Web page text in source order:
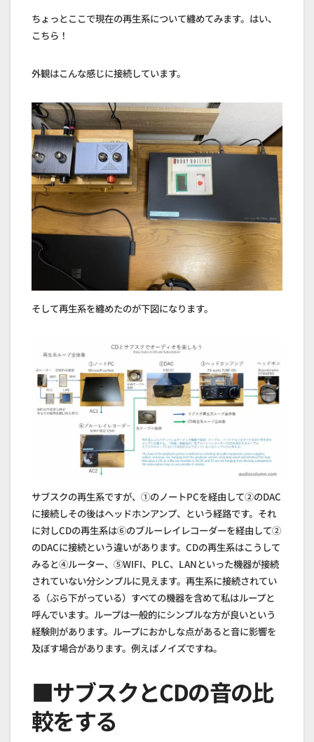
ちょっとここで現在の再生系について纏めてみます。はい、
こちら！
外観はこんな感じに接続しています。
そして再生系を纏めたのが下図になります。
サブスクの再生系ですが、①のノートPCを経由して②のDAC
に接続しその後はヘッドホンアンプ、という経路です。それ
に対しCDの再生系は⑥のブルーレイレコーダーを経由して②
のDACに接続という違いがあります。CDの再生系はこうして
みると④ルーター、⑤WIFI、PLC、LANといった機器が接続
されていない分シンプルに見えます。再生系に接続されてい
る（ぶら下がっている）すべての機器を含めて私はループと
呼んでいます。ループは一般的にシンプルな方が良いという
経験則があります。ループにおかしな点があると音に影響を
及ぼす場合があります。例えばノイズですね。
■サブスクとCDの音の比
較をする